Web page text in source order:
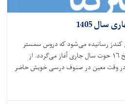
سال 1405
کندز رسانیده می‌شود که دروس سمستر
بهاری سال ۱۴۰۵ هـ ش به تاریخ ۱۶ حوت سال جاری آغاز می‌گردد. از
وقت معین در صنوف درسی خویش حاضر